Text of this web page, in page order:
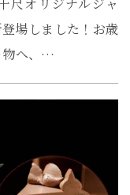
場しました！お歳
物へ、…